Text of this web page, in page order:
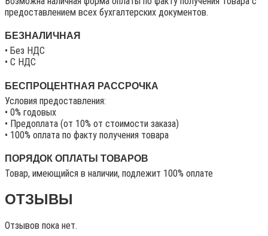
предоставлением всех бухгалтерских документов.
БЕЗНАЛИЧНАЯ
• Без НДС
• C НДС
БЕСПРОЦЕНТНАЯ РАССРОЧКА
Условия предоставления:
• 0% годовых
• Предоплата (от 10% от стоимости заказа)
• 100% оплата по факту получения товара
ПОРЯДОК ОПЛАТЫ ТОВАРОВ
Товар, имеющийся в наличии, подлежит 100% оплате
ОТЗЫВЫ
Отзывов пока нет.